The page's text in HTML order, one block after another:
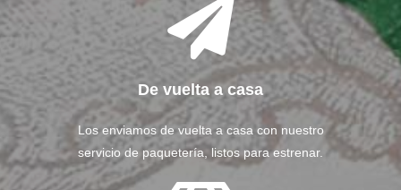
De vuelta a casa
Los enviamos de vuelta a casa con nuestro
servicio de paquetería, listos para estrenar.